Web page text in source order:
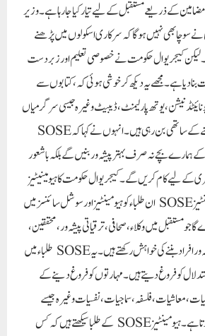
کے ذریعے مستقبل کے لیے تیار کیا جا رہا ہے۔وزیر
سوچا بھی نہیں ہوگا کہ سرکاری اسکولوں میں پڑھنے
لیکن کیجریوال حکومت نے خصوصی تعلیم اور زبردست
دیا ہے۔ مجھے یہ دیکھ کر خوشی ہوئی کہ، کتابوں سے
یوتھ پارلیمنٹ، ڈیبیٹ وغیرہ جیسی سرگرمیاں
اس اسکول میں بچوں کے سیکھنے کے ساتھی بن رہی ہیں۔انہوں نے کہا کہ SOSE
بچے نہ صرف بہتر پیشہ ور بنیں گے بلکہ باشعور
لیے کام کریں گے۔کیجریوال حکومت کا ہیومینیٹیز
ایس او ایس ای کیا ہے؟ہیومینٹیز SOSE ان طلباء کو ہیومینٹیز اور سوشل سائنسز میں
جو مستقبل میں وکلاء ، صحافی، ترقیاتی پیشہ ور، محققین،
شہری منصوبہ ساز اور دیگر پیشہ ور افراد بننے کی خواہش رکھتے ہیں۔ یہ SOSE طلباء میں
کو فروغ دیتے ہیں۔مہارتوں کو فروغ دینے کے
معاشیات، فلسفہ، سماجیات، نفسیات وغیرہ جیسے
مضامین میں مہارت فراہم کرتا ہے۔ ہیومینٹیز SOSE کے طلبا سیکھتے ہیں کہ کس